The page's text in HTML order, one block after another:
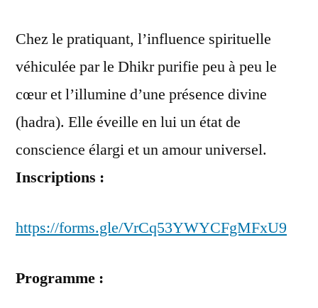
Chez le pratiquant, l’influence spirituelle
véhiculée par le Dhikr purifie peu à peu le
cœur et l’illumine d’une présence divine
(hadra). Elle éveille en lui un état de
conscience élargi et un amour universel.
Inscriptions :
https://forms.gle/VrCq53YWYCFgMFxU9
Programme :